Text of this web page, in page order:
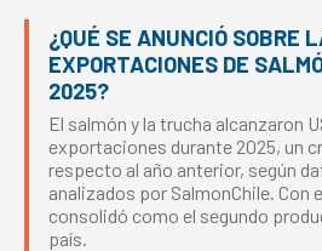
¿QUÉ SE ANUNCIÓ SOBRE
EXPORTACIONES DE
2025?
El salmón y la trucha alcanzaron
exportaciones durante 2025, un
respecto al año anterior, según
analizados por SalmonChile. Con
consolidó como el segundo
país.